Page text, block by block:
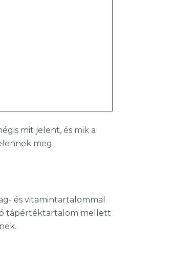
mit jelent, és mik a
meg.
és vitamintartalommal
tápértéktartalom mellett